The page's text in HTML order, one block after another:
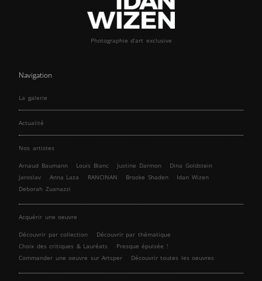
Photographie d’art exclusive
Navigation
La galerie
Actualité
Nos artistes
Arnaud Baumann Louis Blanc Justine Darmon
Dina Goldstein
Jaroslav
Anna Laza RANCINAN Brooke Shaden
Idan Wizen
Deborah Zuanazzi
Acquérir une oeuvre
Découvrir par collection
Découvrir par thématique
Choix des critiques & Lauréats
Presque épuisée !
Commander une oeuvre sur Artsper
Découvrir toutes les oeuvres